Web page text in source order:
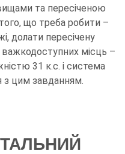
та пересіченою
що треба робити –
долати пересічену
важкодоступних місць –
31 к.с. і система
з цим завданням.